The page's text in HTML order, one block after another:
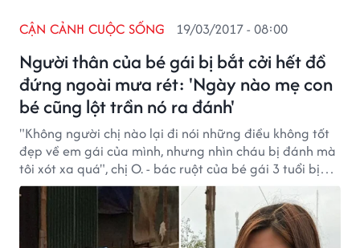
Người thân của bé gái bị bắt cởi hết đồ
đứng ngoài mưa rét: 'Ngày nào mẹ con
bé cũng lột trần nó ra đánh'
CẬN CẢNH CUỘC SỐNG 19/03/2017 - 08:00
"Không người chị nào lại đi nói những điều không tốt
đẹp về em gái của mình, nhưng nhìn cháu bị đánh mà
tôi xót xa quá", chị O. - bác ruột của bé gái 3 tuổi bị
mẹ bắt cởi hết quần áo đứng ngoài mưa lạnh đau
đớn nói.